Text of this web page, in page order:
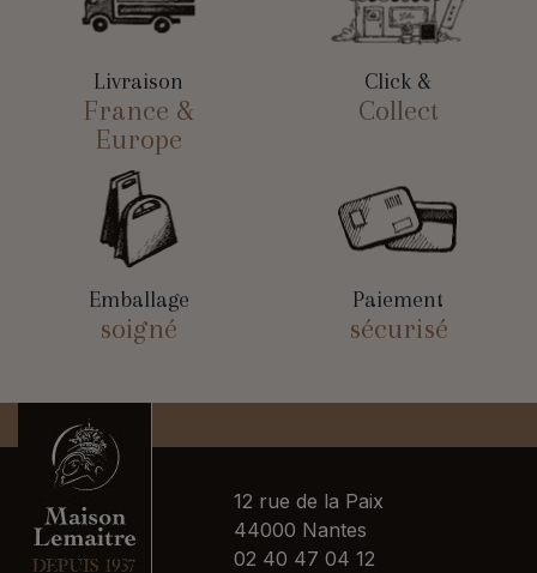
Livraison
France &
Europe
Click &
Collect
Emballage
soigné
Paiement
sécurisé
12 rue de la Paix
44000 Nantes
02 40 47 04 12